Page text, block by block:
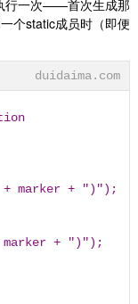
行一次——首次生成那
个static成员时（即便
duidaima.com
+ marker + ")");
marker + ")");